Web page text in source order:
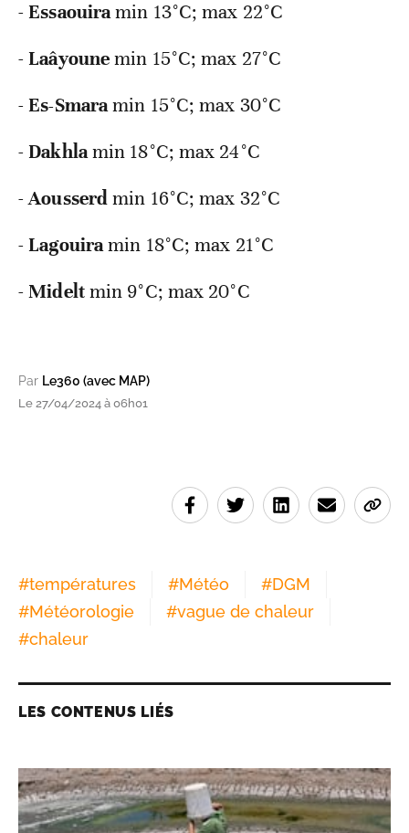
-Essaouiramin 13°C; max 22°C
-Laâyounemin 15°C; max 27°C
-Es-Smaramin 15°C; max 30°C
-Dakhlamin 18°C; max 24°C
-Aousserdmin 16°C; max 32°C
-Lagouiramin 18°C; max 21°C
-Mideltmin 9°C; max 20°C
Par Le360 (avec MAP)
Le 27/04/2024 à 06h01
#températures #Météo #DGM
#Météorologie #vague de chaleur
#chaleur
LES CONTENUS LIÉS